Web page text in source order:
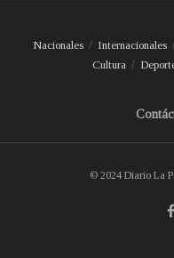
Nacionales Internacionales
Cultura
© 2024 Diario La